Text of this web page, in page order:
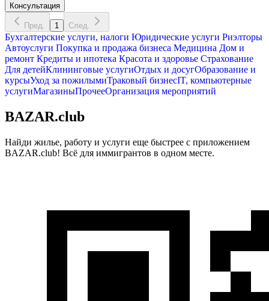
Консультация
Пред. 1 След.
Бухгалтерские услуги, налоги Юридические услуги Риэлторы
Автоуслуги Покупка и продажа бизнеса Медицина Дом и
ремонт Кредиты и ипотека Красота и здоровье Страхование
Для детейКлининговые услугиОтдых и досугОбразование и
курсыУход за пожилымиТраковый бизнесIT, компьютерные
услугиМагазиныПрочееОрганизация мероприятий
BAZAR.club
Найди жилье, работу и услуги еще быстрее с приложением
BAZAR.club! Всё для иммигрантов в одном месте.